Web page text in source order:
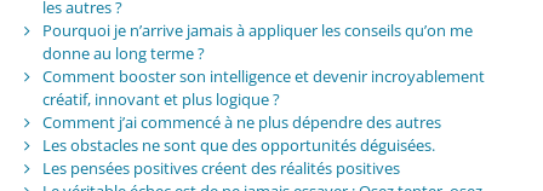
les autres ?
Pourquoi je n’arrive jamais à appliquer les conseils qu’on me
donne au long terme ?
Comment booster son intelligence et devenir incroyablement
créatif, innovant et plus logique ?
Comment j’ai commencé à ne plus dépendre des autres
Les obstacles ne sont que des opportunités déguisées.
Les pensées positives créent des réalités positives